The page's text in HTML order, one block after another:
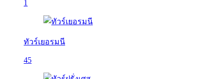
1
ทัวร์เยอรมนี
45